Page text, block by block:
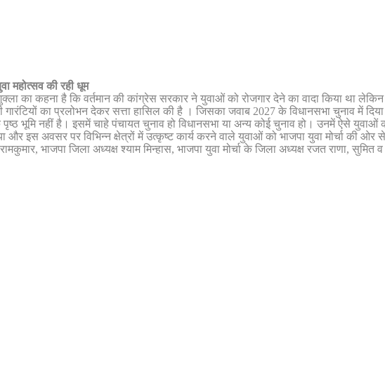
महोत्सव की रही धूम
का कहना है कि वर्तमान की कांग्रेस सरकार ने युवाओं को रोजगार देने का वादा किया था
का प्रलोभन देकर सत्ता हासिल की है । जिसका जवाब 2027 के विधानसभा चुनाव में
भूमि नहीं है। इसमें चाहे पंचायत चुनाव हो विधानसभा या अन्य कोई चुनाव हो। उनमें ऐसे युवाओं
इस अवसर पर विभिन्न क्षेत्रों में उत्कृष्ट कार्य करने वाले युवाओं को भाजपा युवा मोर्चा की ओर
भाजपा जिला अध्यक्ष श्याम मिन्हास, भाजपा युवा मोर्चा के जिला अध्यक्ष रजत राणा, सुमित